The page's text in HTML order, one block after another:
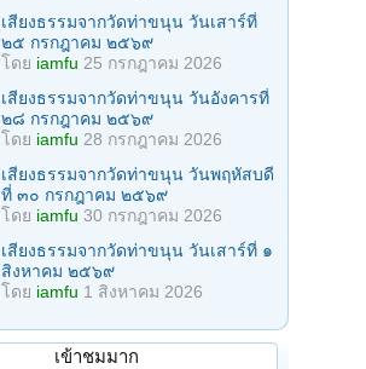
เสียงธรรมจากวัดท่าขนุน วันเสาร์ที่
๒๕ กรกฎาคม ๒๕๖๙
โดย iamfu 25 กรกฎาคม 2026
เสียงธรรมจากวัดท่าขนุน วันอังคารที่
๒๘ กรกฎาคม ๒๕๖๙
โดย iamfu 28 กรกฎาคม 2026
เสียงธรรมจากวัดท่าขนุน วันพฤหัสบดี
ที่ ๓๐ กรกฎาคม ๒๕๖๙
โดย iamfu 30 กรกฎาคม 2026
เสียงธรรมจากวัดท่าขนุน วันเสาร์ที่ ๑
สิงหาคม ๒๕๖๙
โดย iamfu 1 สิงหาคม 2026
เข้าชมมาก